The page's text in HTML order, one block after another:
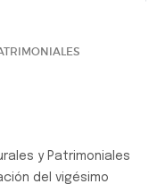
y Patrimoniales
del vigésimo